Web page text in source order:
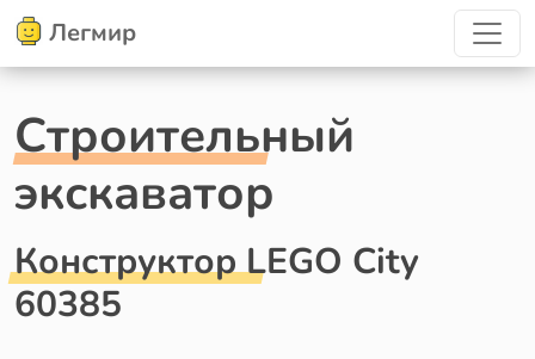
Легмир
Строительный
экскаватор
Конструктор LEGO City
60385